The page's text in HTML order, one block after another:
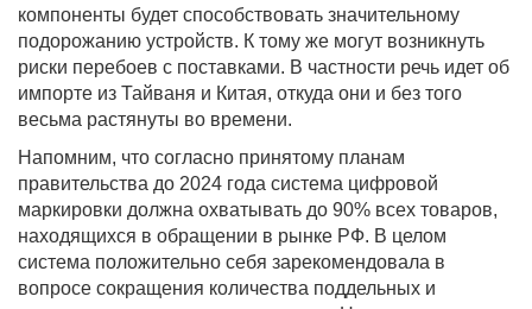
компоненты будет способствовать значительному
подорожанию устройств. К тому же могут возникнуть
риски перебоев с поставками. В частности речь идет об
импорте из Тайваня и Китая, откуда они и без того
весьма растянуты во времени.
Напомним, что согласно принятому планам
правительства до 2024 года система цифровой
маркировки должна охватывать до 90% всех товаров,
находящихся в обращении в рынке РФ. В целом
система положительно себя зарекомендовала в
вопросе сокращения количества поддельных и